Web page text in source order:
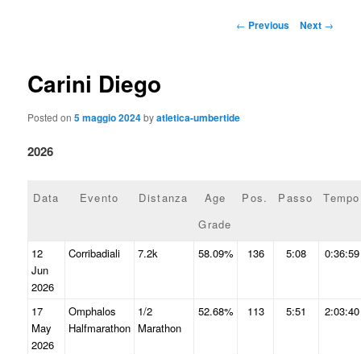
Post
← Previous Next →
Carini Diego
Posted on5 maggio 2024byatletica-umbertide
2026
Data Evento Distanza
Age
Grade
Pos. Passo Tempo
12
Jun
2026
Corribadiali 7.2k 58.09% 136 5:08 0:36:59
17
May
2026
Omphalos
Halfmarathon
1/2
Marathon
52.68% 113 5:51 2:03:40